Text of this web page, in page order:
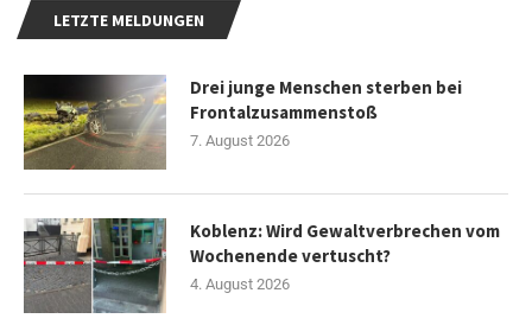
LETZTE MELDUNGEN
Drei junge Menschen sterben bei
Frontalzusammenstoß
7. August 2026
Koblenz: Wird Gewaltverbrechen vom
Wochenende vertuscht?
4. August 2026